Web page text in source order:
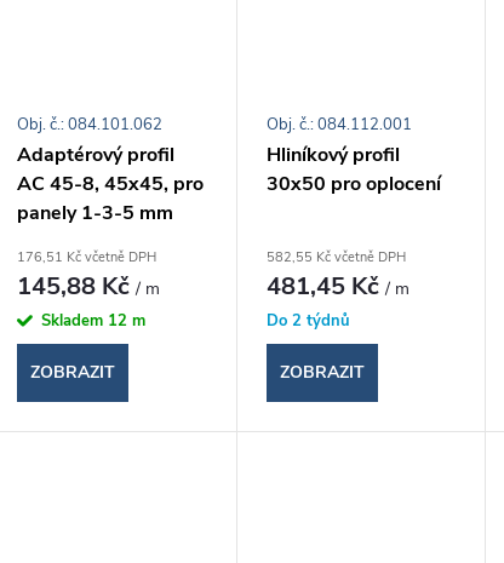
Adaptérový profil
AC 45-8, 45x45, pro
panely 1-3-5 mm
176,51 Kč včetně DPH
145,88 Kč/ m
Skladem 12 m
ZOBRAZIT
Obj. č.: 084.101.062
Hliníkový profil
30x50 pro oplocení
582,55 Kč včetně DPH
481,45 Kč/ m
Do 2 týdnů
ZOBRAZIT
Obj. č.: 084.112.001